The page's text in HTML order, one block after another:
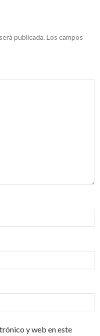
publicada. Los campos
y web en este